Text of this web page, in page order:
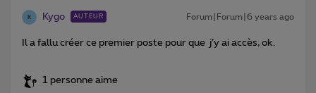
K Kygo AUTEUR Forum|Forum|6 years ago
Il a fallu créer ce premier poste pour que j’y ai accès, ok.
1 personne aime